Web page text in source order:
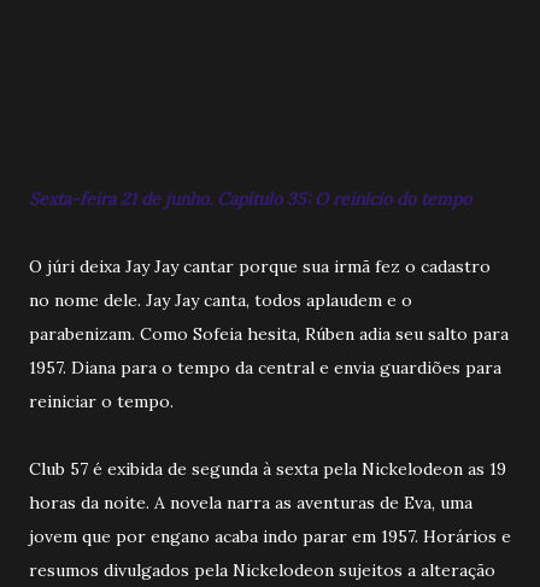
Sexta-feira 21 de junho. Capítulo 35: O reinício do tempo
O júri deixa Jay Jay cantar porque sua irmã fez o cadastro
no nome dele. Jay Jay canta, todos aplaudem e o
parabenizam. Como Sofeia hesita, Rúben adia seu salto para
1957. Diana para o tempo da central e envia guardiões para
reiniciar o tempo.
Club 57 é exibida de segunda à sexta pela Nickelodeon as 19
horas da noite. A novela narra as aventuras de Eva, uma
jovem que por engano acaba indo parar em 1957. Horários e
resumos divulgados pela Nickelodeon sujeitos a alteração